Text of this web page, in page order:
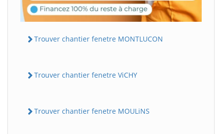
Trouver chantier fenetre MONTLUCON
Trouver chantier fenetre ViCHY
Trouver chantier fenetre MOULiNS